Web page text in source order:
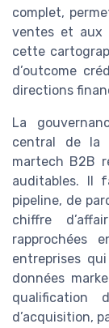
complet,
ventes et aux
cette
d’outcome
directions
La
central de la
martech B2B
auditables. Il
pipeline, de
chiffre
rapprochées
entreprises
données
d’acquisition,